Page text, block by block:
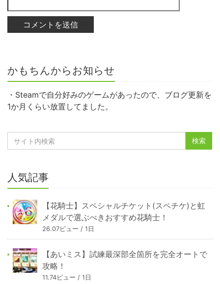
かもちんからお知らせ
・Steamで自分好みのゲームがあったので、ブログ更新を
1か月くらい放置してました。
人気記事
【花騎士】スペシャルチケット(スペチケ)と虹
メダルで選ぶべきおすすめ花騎士！
26.07ビュー / 1日
【あいミス】試練最深部全箇所を完全オートで
攻略！
11.74ビュー / 1日